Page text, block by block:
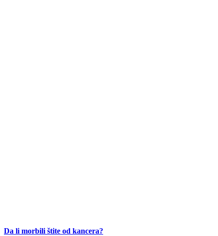
Da li morbili štite od kancera?